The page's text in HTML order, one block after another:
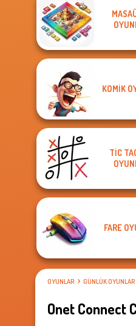
KOMIK
TIC
FARE
OYUNLAR GÜNLÜK OYUNLAR
Onet Connect